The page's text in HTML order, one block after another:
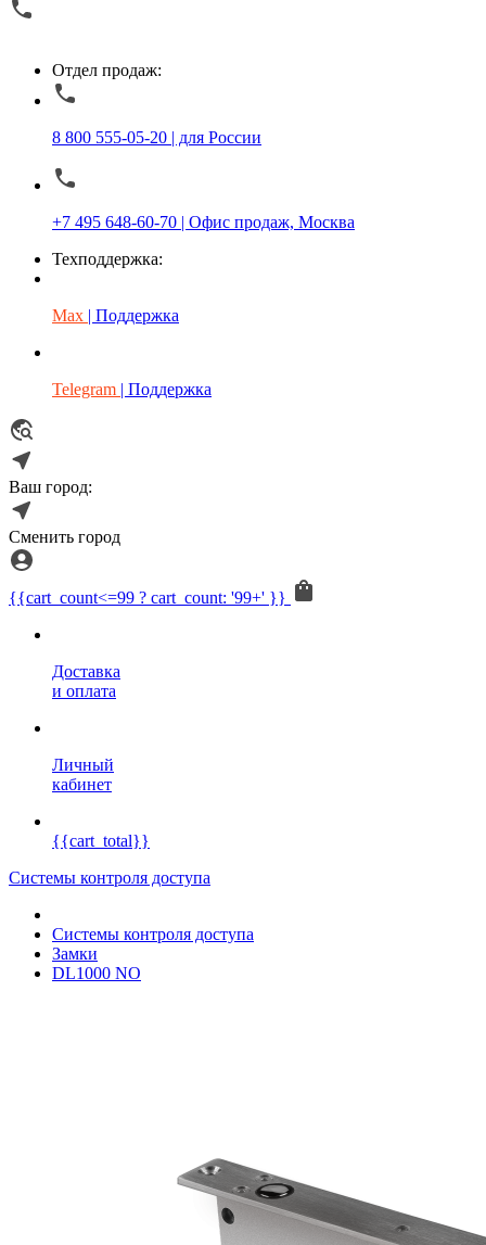
Отдел продаж:
8 800 555-05-20 | для России
+7 495 648-60-70 | Офис продаж, Москва
Техподдержка:
Max | Поддержка
Telegram | Поддержка
Ваш город:
Сменить город
{{cart_count<=99 ? cart_count: '99+' }}
Доставка
и оплата
Личный
кабинет
{{cart_total}}
Системы контроля доступа
Системы контроля доступа
Замки
DL1000 NO